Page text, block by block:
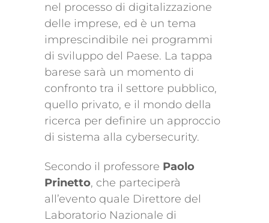
nel processo di digitalizzazione
delle imprese, ed è un tema
imprescindibile nei programmi
di sviluppo del Paese. La tappa
barese sarà un momento di
confronto tra il settore pubblico,
quello privato, e il mondo della
ricerca per definire un approccio
di sistema alla cybersecurity.
Secondo il professore Paolo
Prinetto, che parteciperà
all’evento quale Direttore del
Laboratorio Nazionale di